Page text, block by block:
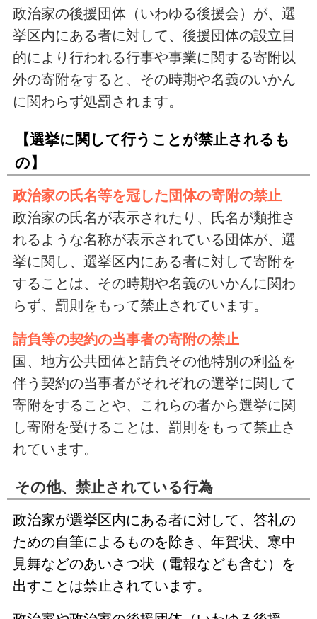
政治家の後援団体（いわゆる後援会）が、選
挙区内にある者に対して、後援団体の設立目
的により行われる行事や事業に関する寄附以
外の寄附をすると、その時期や名義のいかん
に関わらず処罰されます。
【選挙に関して行うことが禁止されるも
の】
政治家の氏名等を冠した団体の寄附の禁止
政治家の氏名が表示されたり、氏名が類推さ
れるような名称が表示されている団体が、選
挙に関し、選挙区内にある者に対して寄附を
することは、その時期や名義のいかんに関わ
らず、罰則をもって禁止されています。
請負等の契約の当事者の寄附の禁止
国、地方公共団体と請負その他特別の利益を
伴う契約の当事者がそれぞれの選挙に関して
寄附をすることや、これらの者から選挙に関
し寄附を受けることは、罰則をもって禁止さ
れています。
その他、禁止されている行為
政治家が選挙区内にある者に対して、答礼の
ための自筆によるものを除き、年賀状、寒中
見舞などのあいさつ状（電報なども含む）を
出すことは禁止されています。